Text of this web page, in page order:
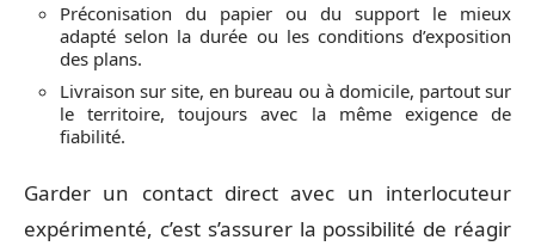
Préconisation du papier ou du support le mieux
adapté selon la durée ou les conditions d’exposition
des plans.
Livraison sur site, en bureau ou à domicile, partout sur
le territoire, toujours avec la même exigence de
fiabilité.
Garder un contact direct avec un interlocuteur
expérimenté, c’est s’assurer la possibilité de réagir